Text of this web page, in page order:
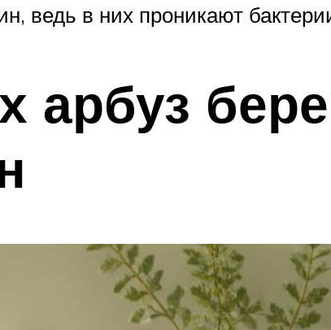
ведь в них проникают
арбуз